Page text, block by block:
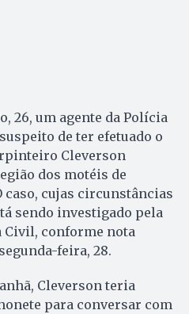
26, um agente da Polícia
de ter efetuado o
Cleverson
dos motéis de
caso, cujas circunstâncias
sendo investigado pela
Civil, conforme nota
feira, 28.
Cleverson teria
para conversar com